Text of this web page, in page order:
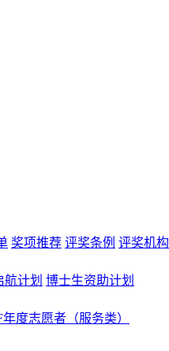
奖项推荐 评奖条例 评奖机构
航计划 博士生资助计划
年度志愿者（服务类）